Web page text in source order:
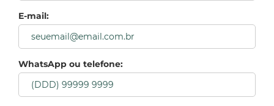
E-mail:
WhatsApp ou telefone: